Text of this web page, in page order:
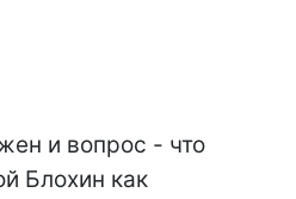
и вопрос - что
Блохин как